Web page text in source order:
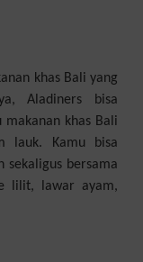
khas Bali yang
Aladiners bisa
khas Bali
lauk. Kamu bisa
sekaligus bersama
lilit, lawar ayam,